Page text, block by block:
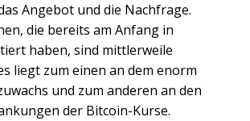
Angebot und die Nachfrage.
die bereits am Anfang in
haben, sind mittlerweile
liegt zum einen an dem enorm
und zum anderen an den
der Bitcoin-Kurse.